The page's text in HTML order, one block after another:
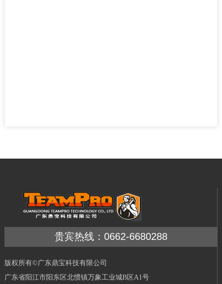
贵宾热线：0662-6680288
版权所有©广东鼎宝科技有限公司
广东省阳江市阳东区北惯镇万象工业城B区A1号